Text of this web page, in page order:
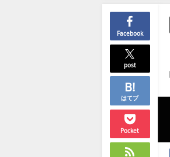
Facebook
post
はてブ
Pocket